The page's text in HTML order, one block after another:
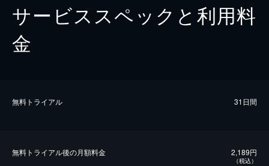
サービススペックと利用料
金
無料トライアル 31日間
無料トライアル後の⽉額料金 2,189円
（税込）